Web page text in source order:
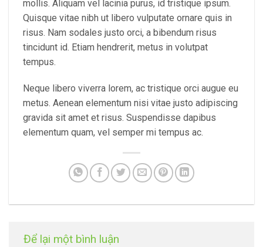
mollis. Aliquam vel lacinia purus, id tristique ipsum.
Quisque vitae nibh ut libero vulputate ornare quis in
risus. Nam sodales justo orci, a bibendum risus
tincidunt id. Etiam hendrerit, metus in volutpat
tempus.
Neque libero viverra lorem, ac tristique orci augue eu
metus. Aenean elementum nisi vitae justo adipiscing
gravida sit amet et risus. Suspendisse dapibus
elementum quam, vel semper mi tempus ac.
Để lại một bình luận